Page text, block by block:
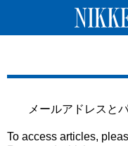
メールアドレスと
To access articles,